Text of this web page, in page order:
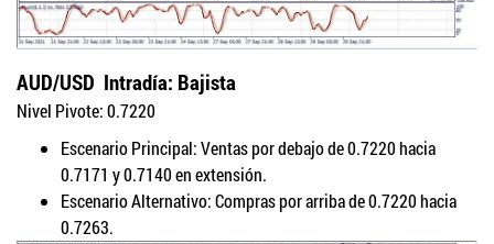
AUD/USD Intradía: Bajista
Nivel Pivote: 0.7220
Escenario Principal: Ventas por debajo de 0.7220 hacia
0.7171 y 0.7140 en extensión.
Escenario Alternativo: Compras por arriba de 0.7220 hacia
0.7263.